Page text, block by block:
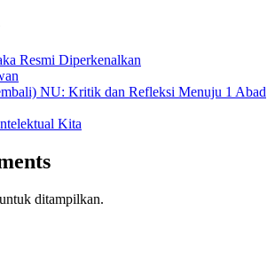
Resmi Diperkenalkan
NU: Kritik dan Refleksi Menuju 1 Abad
Kita
ditampilkan.